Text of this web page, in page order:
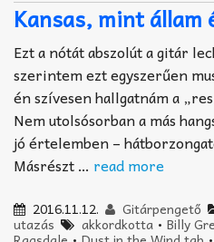
Kansas, mint állam
Ezt a nótát abszolút a gitár
szerintem ezt egyszerűen
én szívesen hallgatnám a
Nem utolsósorban a más
jó értelemben –
Másrészt … read more
2016.11.12. Gitárpengető
utazás akkordkotta •Billy